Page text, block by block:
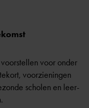
voor onder
voorzieningen
scholen en leer-